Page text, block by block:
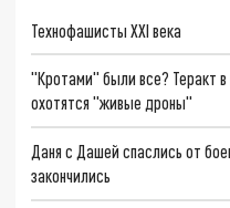
Технофашисты XXI века
"Кротами" были все? Теракт
охотятся "живые дроны"
Даня с Дашей спаслись от
закончились